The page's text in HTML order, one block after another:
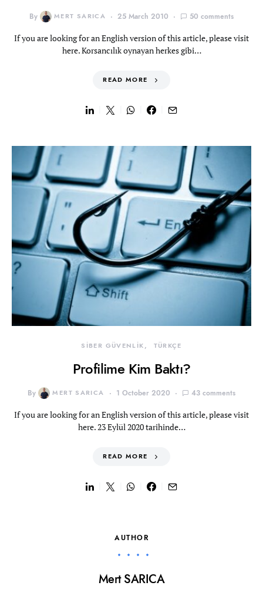
By MERT SARICA 25 March 2010 50 comments
If you are looking for an English version of this article, please visit
here. Korsancılık oynayan herkes gibi…
READ MORE
SİBER GÜVENLİK TÜRKÇE
Profilime Kim Baktı?
By MERT SARICA 1 October 2020 43 comments
If you are looking for an English version of this article, please visit
here. 23 Eylül 2020 tarihinde…
READ MORE
AUTHOR
Mert SARICA